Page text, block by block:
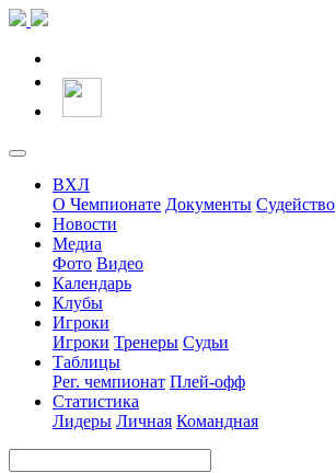
ВХЛ
О Чемпионате Документы Судейство
Новости
Медиа
Фото Видео
Календарь
Клубы
Игроки
Игроки Тренеры Судьи
Таблицы
Рег. чемпионат Плей-офф
Статистика
Лидеры Личная Командная